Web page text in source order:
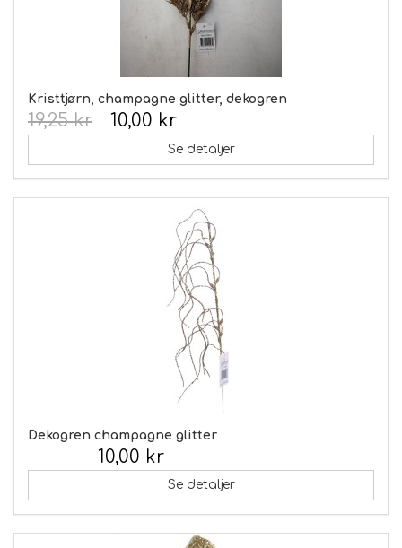
Kristtjørn, champagne glitter, dekogren
10,00 kr
19,25 kr
Se detaljer
Dekogren champagne glitter
10,00 kr
Se detaljer